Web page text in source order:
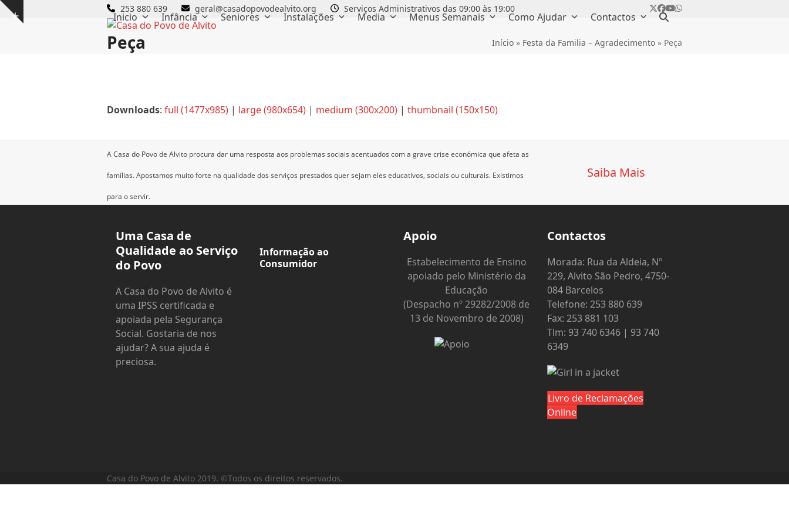
Skip
Show
253 880 639 geral@casadopovodealvito.org Serviços Administrativos das 09:00 às 19:00 Twitter
Facebook
YouTube
Whatsapp
Inicio Infância Seniores Instalações Media Menus Semanais Como Ajudar Contactos
Peça Início » Festa da Familia – Agradecimento » Peça
Downloads: full (1477x985) | large (980x654) | medium (300x200) | thumbnail (150x150)
A Casa do Povo de Alvito procura dar uma resposta aos problemas sociais acentuados com a grave crise económica que afeta as
famílias.Apostamos muito forte na qualidade dos serviços prestados quer sejam eles educativos, sociais ou culturais. Existimos
para o servir.
Saiba Mais
Uma Casa de
Qualidade ao Serviço
do Povo
A Casa do Povo de Alvito é
uma IPSS certificada e
apoiada pela Segurança
Social. Gostaria de nos
ajudar? A sua ajuda é
preciosa.
Informação ao
Consumidor
Apoio
Estabelecimento de Ensino
apoiado pelo Ministério da
Educação
(Despacho nº 29282/2008 de
13 de Novembro de 2008)
Contactos
Morada: Rua da Aldeia, Nº
229, Alvito São Pedro, 4750-
084 Barcelos
Telefone: 253 880 639
Fax: 253 881 103
Tlm: 93 740 6346 | 93 740
6349
Livro de Reclamações
Online
Casa do Povo de Alvito 2019. ©Todos os direitos reservados.